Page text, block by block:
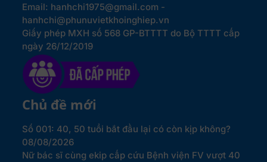
Email: hanhchi1975@gmail.com -
hanhchi@phunuvietkhoinghiep.vn
Giấy phép MXH số 568 GP-BTTTT do Bộ TTTT cấp
ngày 26/12/2019
Chủ đề mới
Số 001: 40, 50 tuổi bắt đầu lại có còn kịp không?
08/08/2026
Nữ bác sĩ cùng ekip cấp cứu Bệnh viện FV vượt 40